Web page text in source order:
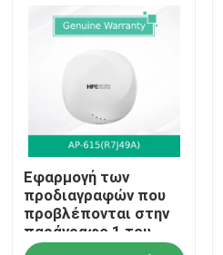
Αρχική
Εφαρμογή των
προδιαγραφών που
προβλέπονται στην
παράγραφο 1 του
παρόντος